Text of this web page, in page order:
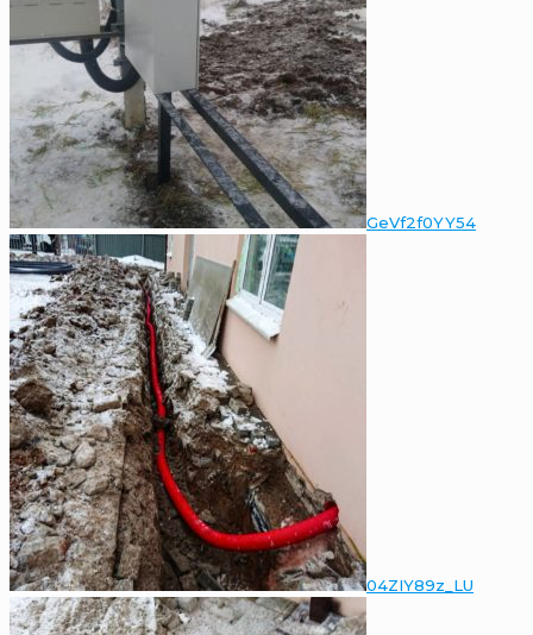
GeVf2f0YY54
04ZIY89z_LU